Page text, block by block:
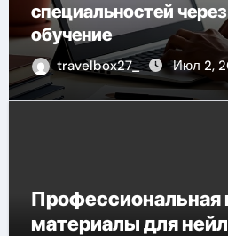
специальностей
обучение
travelbox27_ Июл 2,
Профессиональная
материалы для